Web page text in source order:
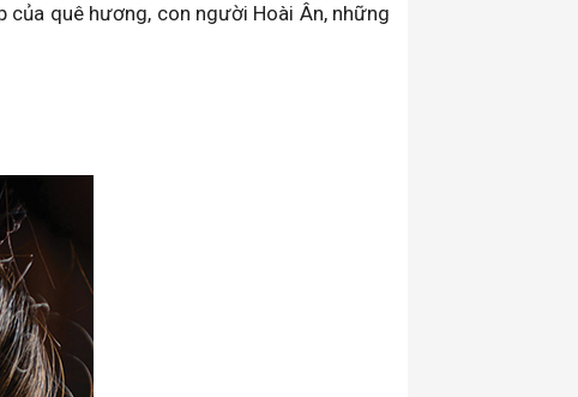
của quê hương, con người Hoài Ân, những